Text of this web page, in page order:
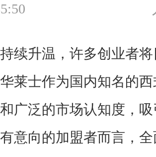
升温，许多创业者将
莱士作为国内知名的
广泛的市场认知度，
意向的加盟者而言，